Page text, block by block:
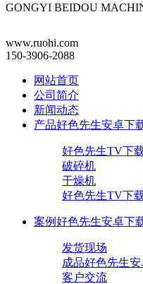
GONGYI BEIDOU
www.ruohi.com
150-3906-2088
网站首页
公司简介
新闻动态
产品好色先生安卓下
好色先生TV下
破碎机
干燥机
好色先生TV下
案例好色先生安卓下
发货现场
成品好色先生
客户交流